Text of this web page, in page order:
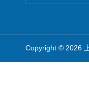
Copyright © 2026